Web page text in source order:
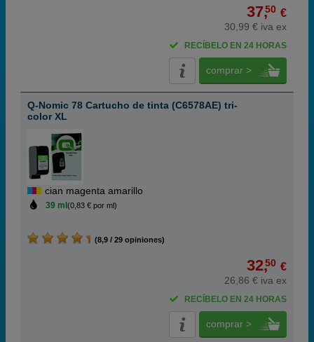
37,50 €
30,99 € iva ex
RECÍBELO EN 24 HORAS
comprar >
Q-Nomic 78 Cartucho de tinta (C6578AE) tri-
color XL
cian magenta amarillo
39 ml (0,83 € por ml)
(8,9 / 29 opiniones)
32,50 €
26,86 € iva ex
RECÍBELO EN 24 HORAS
comprar >